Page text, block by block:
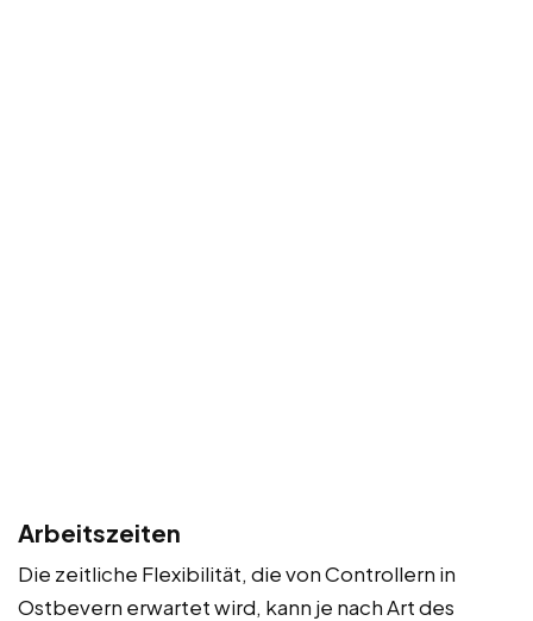
Arbeitszeiten
Die zeitliche Flexibilität, die von Controllern in
Ostbevern erwartet wird, kann je nach Art des